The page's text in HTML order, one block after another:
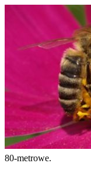
80-metrowe.